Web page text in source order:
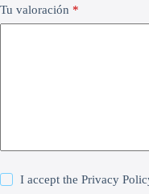
Tu valoración *
I accept thePrivacy